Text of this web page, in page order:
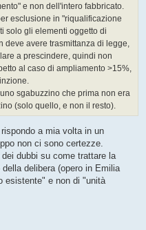
e non dell'intero fabbricato.
esclusione in "riqualificazione
solo gli elementi oggetto di
deve avere trasmittanza di legge,
a prescindere, quindi non
al caso di ampliamento >15%,
sgabuzzino che prima non era
(solo quello, e non il resto).
a mia volta in un
non ci sono certezze.
dubbi su come trattare la
delibera (opero in Emilia
esistente" e non di "unità